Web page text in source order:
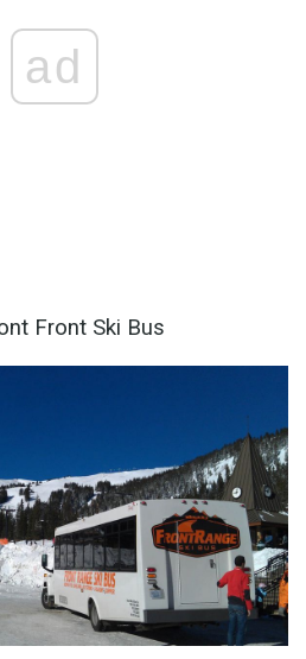
ad
Front Ski Bus